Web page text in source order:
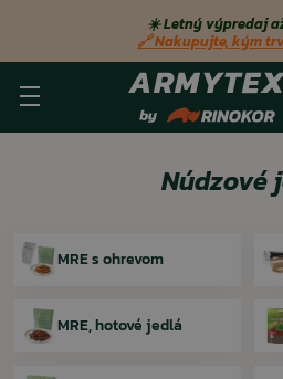
☀️ Letný výpredaj
🔗 Nakupujte, kým
Núdzové
MRE s ohrevom
MRE, hotové jedlá